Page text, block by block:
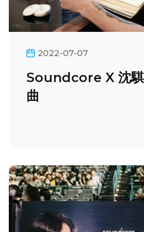
2022-07-07
Soundcore X 沈騏
曲